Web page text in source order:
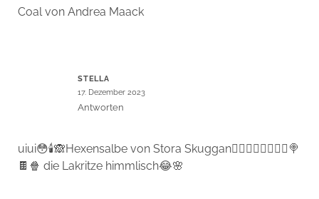
Coal von Andrea Maack
STELLA
17. Dezember 2023
Antworten
uiui😳🕯️🙈Hexensalbe von Stora Skuggan🧙‍♀️🧙‍♀️🧙‍♀️🧟‍♀️🍭
🍫🍿 die Lakritze himmlisch😂🌸